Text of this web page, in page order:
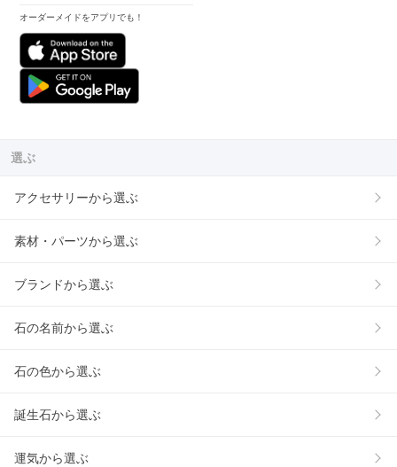
オーダーメイドをアプリでも！
選ぶ
アクセサリーから選ぶ
素材・パーツから選ぶ
ブランドから選ぶ
石の名前から選ぶ
石の色から選ぶ
誕生石から選ぶ
運気から選ぶ